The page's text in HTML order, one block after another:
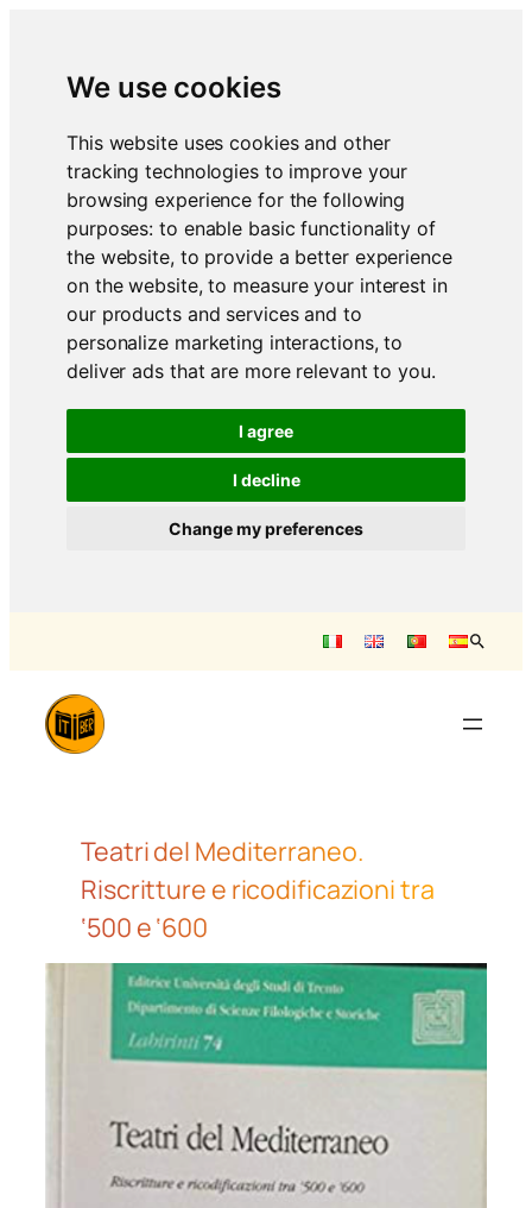
We use cookies
This website uses cookies and other
tracking technologies to improve your
browsing experience for the following
purposes:to enable basic functionality of
the website, to provide a better experience
on the website,to measure your interest in
our products and services and to
personalize marketing interactions,to
deliver ads that are more relevant to you.
I agree
I decline
Change my preferences
Teatri del Mediterraneo.
Riscritture e ricodificazioni tra
‘500 e ‘600